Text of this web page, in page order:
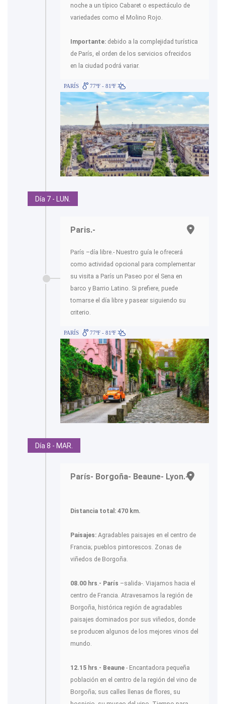
noche a un típico Cabaret o espectáculo de
variedades como el Molino Rojo.
Importante: debido a la complejidad turística
de París, el orden de los servicios ofrecidos
en la ciudad podrá variar.
PARÍS 77ºF - 81ºF
Día 7 - LUN.
Paris.-
París –día libre.- Nuestro guía le ofrecerá
como actividad opcional para complementar
su visita a París un Paseo por el Sena en
barco y Barrio Latino. Si prefiere, puede
tomarse el día libre y pasear siguiendo su
criterio.
PARÍS 77ºF - 81ºF
Día 8 - MAR.
París- Borgoña- Beaune- Lyon.-
Distancia total: 470 km.
Paisajes: Agradables paisajes en el centro de
Francia; pueblos pintorescos. Zonas de
viñedos de Borgoña.
08.00 hrs.- París –salida-. Viajamos hacia el
centro de Francia. Atravesamos la región de
Borgoña, histórica región de agradables
paisajes dominados por sus viñedos, donde
se producen algunos de los mejores vinos del
mundo.
12.15 hrs.- Beaune - Encantadora pequeña
población en el centro de la región del vino de
Borgoña; sus calles llenas de flores, su